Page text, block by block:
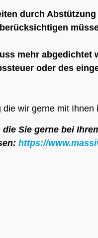
durch
mehr abgedichtet
oder des
wir gerne mit
Sie gerne bei
: https://